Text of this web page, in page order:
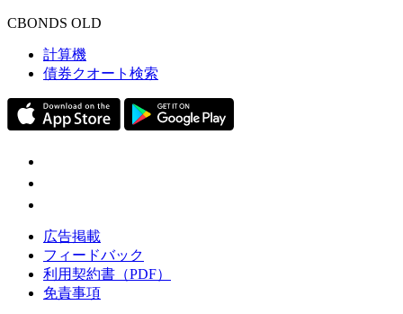
CBONDS OLD
計算機
債券クオート検索
広告掲載
フィードバック
利用契約書（PDF）
免責事項